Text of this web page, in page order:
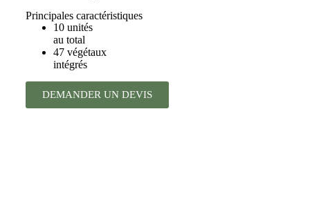
Principales caractéristiques
10 unités
au total
47 végétaux
intégrés
DEMANDER UN DEVIS